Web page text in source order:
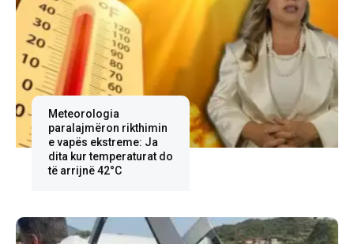
Meteorologia
paralajmëron rikthimin
e vapës ekstreme: Ja
dita kur temperaturat do
të arrijnë 42°C